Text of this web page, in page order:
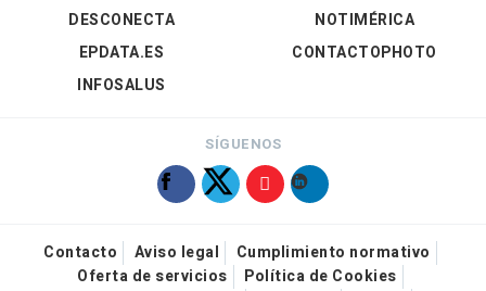
DESCONECTA
EPDATA.ES
INFOSALUS
NOTIMÉRICA
CONTACTOPHOTO
SÍGUENOS
Contacto Aviso legal
Cumplimiento normativo
Oferta de servicios
Política de Cookies